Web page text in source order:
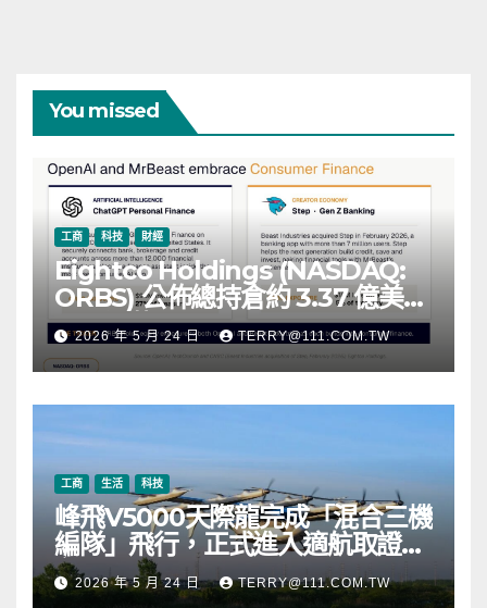
You missed
工商 科技 財經
Eightco Holdings (NASDAQ:
ORBS) 公佈總持倉約 3.37 億美
元，涵蓋 OpenAI、Beast
Industries、超過 11,000 枚以太
幣 (ETH) 及逾 2.83 億枚 WLD 代
幣
2026 年 5 月 24 日 TERRY@111.COM.TW
工商 生活 科技
峰飛V5000天際龍完成「混合三機
編隊」飛行，正式進入適航取證階
段2026 年 5 月 24 日 TERRY@111.COM.TW